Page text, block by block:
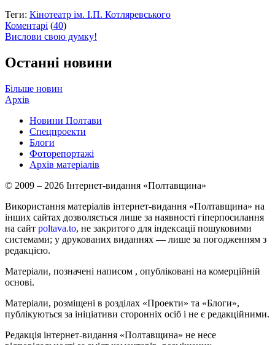
Теги: Кінотеатр ім. І.П. Котляревського
Коментарі (40)
Вислови свою думку!
Останні новини
Більше новин
Архів
Новини Полтави
Спецпроекти
Блоги
Фоторепортажі
Архів матеріалів
© 2009 – 2026 Інтернет-видання «Полтавщина»
Використання матеріалів інтернет-видання «Полтавщина» на
інших сайтах дозволяється лише за наявності гіперпосилання
на сайт poltava.to, не закритого для індексації пошуковими
системами; у друкованих виданнях — лише за погодженням з
редакцією.
Матеріали, позначені написом , опубліковані на комерційній
основі.
Матеріали, розміщені в розділах «Проекти» та «Блоги»,
публікуються за ініціативи сторонніх осіб і не є редакційними.
Редакція інтернет-видання «Полтавщина» не несе